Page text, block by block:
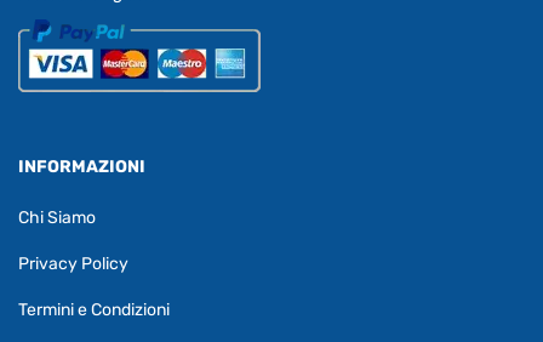
INFORMAZIONI
Chi Siamo
Privacy Policy
Termini e Condizioni